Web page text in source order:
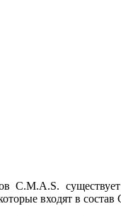
C.M.A.S.
входят в состав